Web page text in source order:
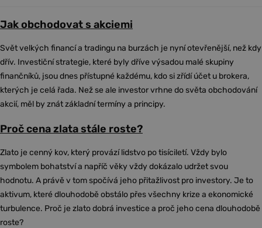
Jak obchodovat s akciemi
Svět velkých financí a tradingu na burzách je nyní otevřenější, než kdy
dřív. Investiční strategie, které byly dříve výsadou malé skupiny
finančníků, jsou dnes přístupné každému, kdo si zřídí účet u brokera,
kterých je celá řada. Než se ale investor vrhne do světa obchodování
akcií, měl by znát základní termíny a principy.
Proč cena zlata stále roste?
Zlato je cenný kov, který provází lidstvo po tisíciletí. Vždy bylo
symbolem bohatství a napříč věky vždy dokázalo udržet svou
hodnotu. A právě v tom spočívá jeho přitažlivost pro investory. Je to
aktivum, které dlouhodobě obstálo přes všechny krize a ekonomické
turbulence. Proč je zlato dobrá investice a proč jeho cena dlouhodobě
roste?